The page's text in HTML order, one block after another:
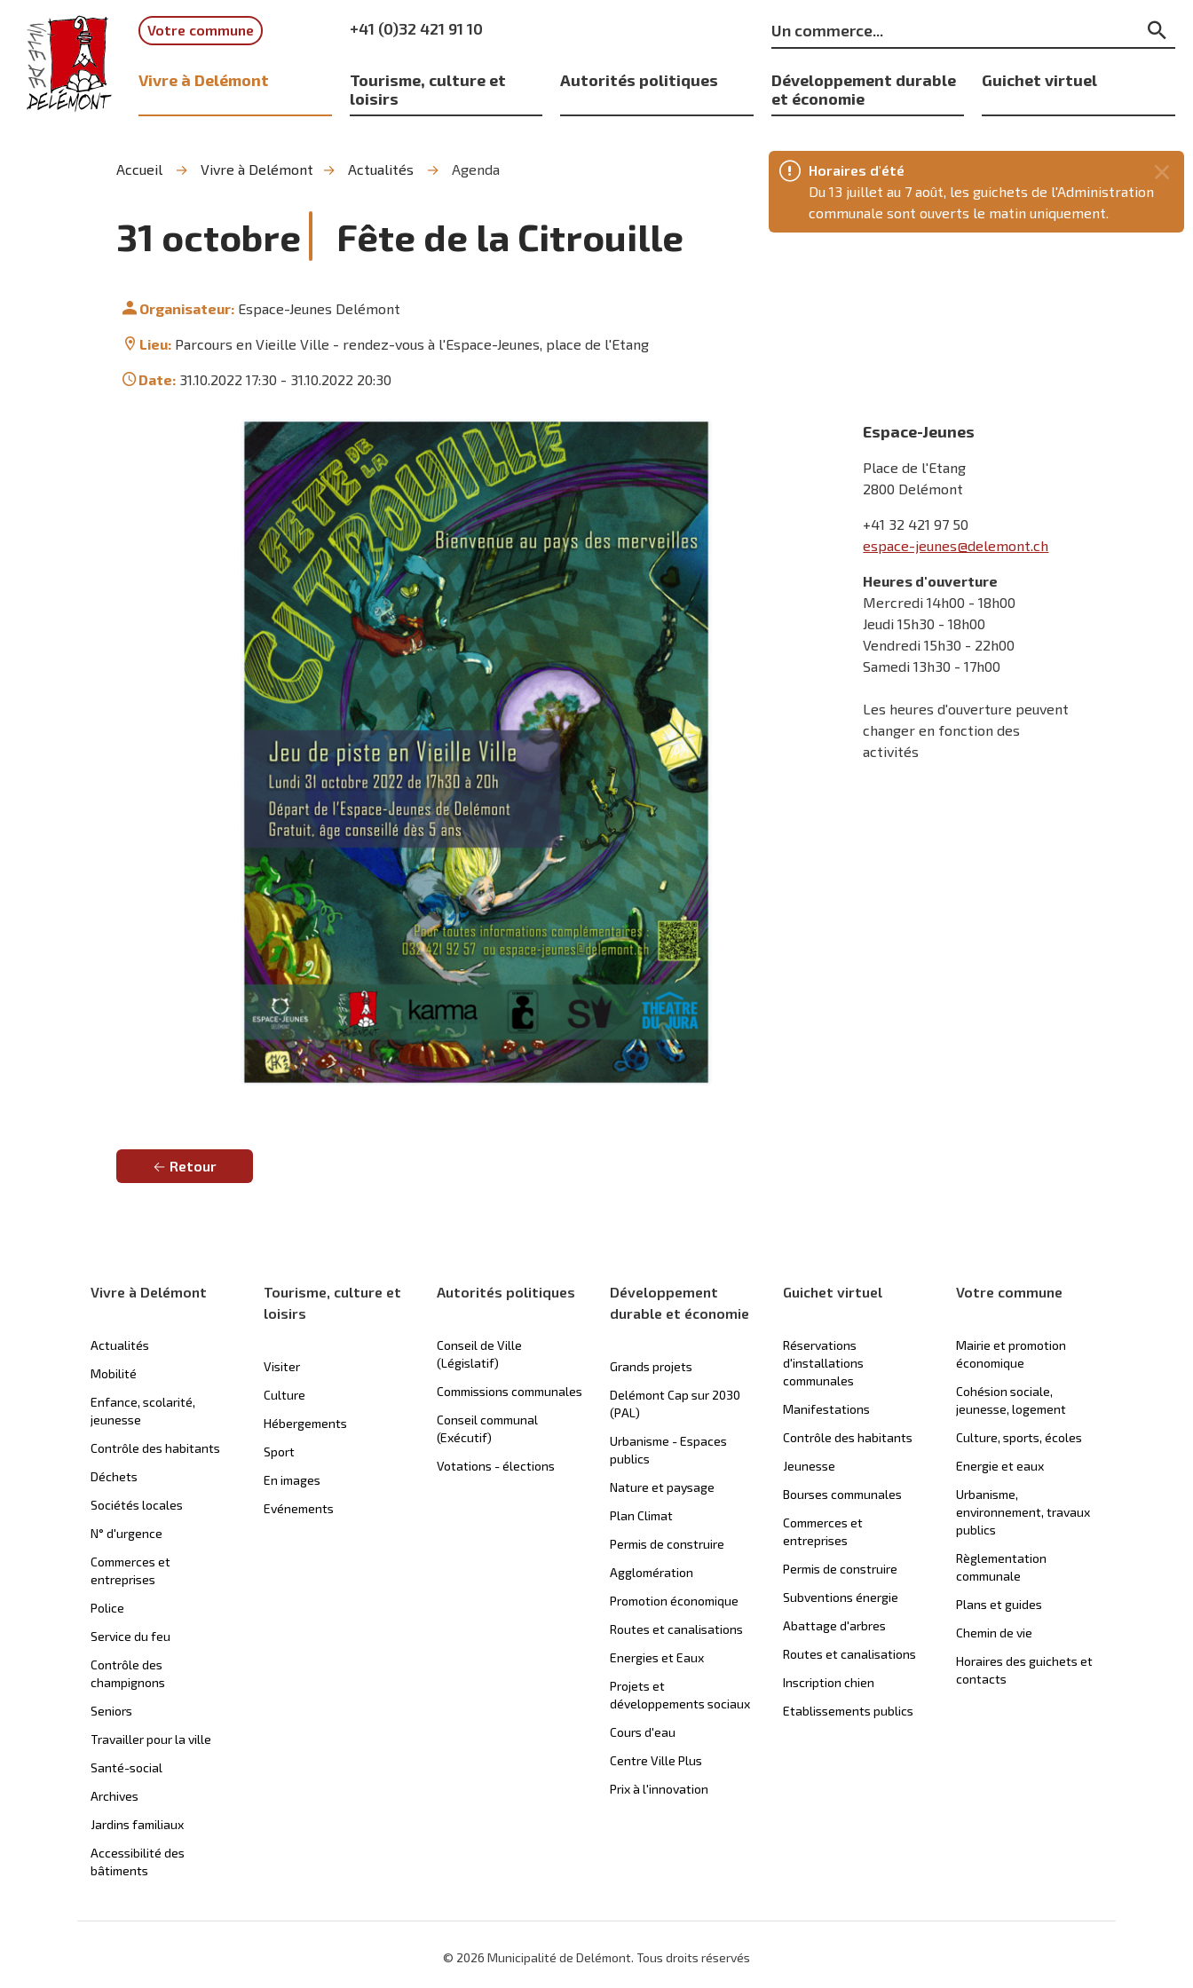
recherche
contenu
navigation
Horaires d'été
Du 13 juillet au 7 août, les guichets de l'Administration
communale sont ouverts le matin uniquement.
Votre commune +41 (0)32 421 91 10
Mots
clés
Vivre à Delémont
Tourisme, culture et
loisirs
Autorités politiques
Développement durable
et économie
Guichet virtuel
Accueil Vivre à Delémont Actualités Agenda
Fête de la Citrouille
31 octobre
Organisateur: Espace-Jeunes Delémont
Lieu: Parcours en Vieille Ville - rendez-vous à l'Espace-Jeunes, place de l'Etang
Date: 31.10.2022 17:30 - 31.10.2022 20:30
Espace-Jeunes
Place de l'Etang
2800 Delémont
+41 32 421 97 50
espace-jeunes@delemont.ch
Heures d'ouverture
Mercredi 14h00 - 18h00
Jeudi 15h30 - 18h00
Vendredi 15h30 - 22h00
Samedi 13h30 - 17h00
Les heures d'ouverture peuvent
changer en fonction des
activités
Retour
Vivre à Delémont
Actualités
Mobilité
Enfance, scolarité,
jeunesse
Contrôle des habitants
Déchets
Sociétés locales
N° d'urgence
Commerces et
entreprises
Police
Service du feu
Contrôle des
champignons
Seniors
Travailler pour la ville
Santé-social
Archives
Jardins familiaux
Accessibilité des
bâtiments
Tourisme, culture et
loisirs
Visiter
Culture
Hébergements
Sport
En images
Evénements
Autorités politiques
Conseil de Ville
(Législatif)
Commissions communales
Conseil communal
(Exécutif)
Votations - élections
Développement
durable et économie
Grands projets
Delémont Cap sur 2030
(PAL)
Urbanisme - Espaces
publics
Nature et paysage
Plan Climat
Permis de construire
Agglomération
Promotion économique
Routes et canalisations
Energies et Eaux
Projets et
développements sociaux
Cours d'eau
Centre Ville Plus
Prix à l'innovation
Guichet virtuel
Réservations
d'installations
communales
Manifestations
Contrôle des habitants
Jeunesse
Bourses communales
Commerces et
entreprises
Permis de construire
Subventions énergie
Abattage d'arbres
Routes et canalisations
Inscription chien
Etablissements publics
Votre commune
Mairie et promotion
économique
Cohésion sociale,
jeunesse, logement
Culture, sports, écoles
Energie et eaux
Urbanisme,
environnement, travaux
publics
Règlementation
communale
Plans et guides
Chemin de vie
Horaires des guichets et
contacts
© 2026 Municipalité de Delémont. Tous droits réservés